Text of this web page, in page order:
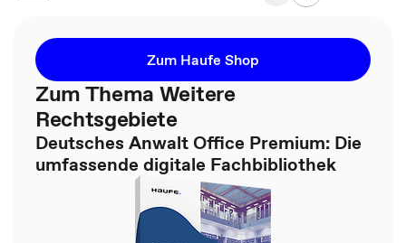
Zum Haufe Shop
Zum Thema Weitere
Rechtsgebiete
Deutsches Anwalt Office Premium: Die
umfassende digitale Fachbibliothek